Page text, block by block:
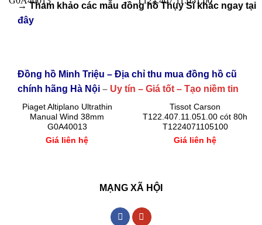
→ Tham khảo các mẫu đồng hồ Thụy Sĩkhác ngay tại
đây
Đồng hồ Minh Triệu – Địa chỉ thu mua đồng hồ cũ
chính hãng Hà Nội – Uy tín – Giá tốt – Tạo niềm tin
Piaget Altiplano Ultrathin
Manual Wind 38mm
G0A40013
Giá liên hệ
Tissot Carson
T122.407.11.051.00 cót 80h
T1224071105100
Giá liên hệ
MẠNG XÃ HỘI